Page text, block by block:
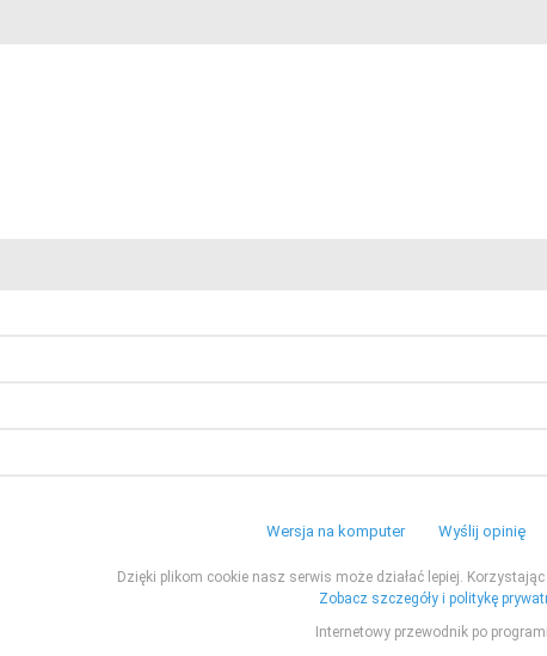
Wersja na komputer Wyślij opinię
Dzięki plikom cookie nasz serwis może działać lepiej.
Zobacz szczegóły i politykę
Internetowy przewodnik po